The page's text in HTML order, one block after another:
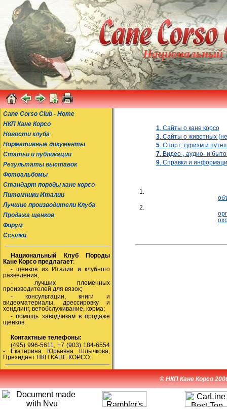
Национальный
Cane Corso Club - Home
НКП Кане Корсо
Новости клуба
Нормативные документы
Статьи и публикации
Результаты выставок
Фотоальбомы
Стандарт породы кане корсо
Питомники Италии
Лучшие производители Клуба
Продажа щенков
Форум
Ссылки
Национальный Клуб Породы
Кане Корсо предлагает:
- щенков из Италии и клубного
разведения;
- лучших племенных
производителей для вязок;
- консультации, книги и
видеоматериалы, дрессировку и
хендлинг, ветобслуживание, корма;
- помощь заводчикам в продаже
щенков.
Контактные телефоны:
(495) 996-5611, +7 (903) 184-6554
- Екатерина Юрьевна Шлычкова,
Президент НКП КАНЕ КОРСО.
1. Сайты о кане корсо
3. Сайты о животных
5. Спорт, туризм и
7. Видео-, аудио- и
9. Справки и
1.
2.
© НКП Кане Корсо